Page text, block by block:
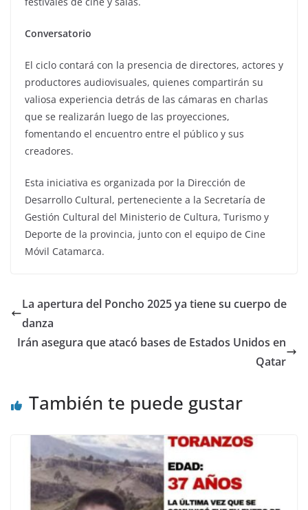
Conversatorio
El ciclo contará con la presencia de directores, actores y
productores audiovisuales, quienes compartirán su
valiosa experiencia detrás de las cámaras en charlas
que se realizarán luego de las proyecciones,
fomentando el encuentro entre el público y sus
creadores.
Esta iniciativa es organizada por la Dirección de
Desarrollo Cultural, perteneciente a la Secretaría de
Gestión Cultural del Ministerio de Cultura, Turismo y
Deporte de la provincia, junto con el equipo de Cine
Móvil Catamarca.
La apertura del Poncho 2025 ya tiene su cuerpo de
danza
Irán asegura que atacó bases de Estados Unidos en
Qatar
También te puede gustar